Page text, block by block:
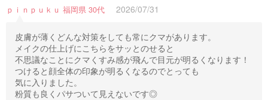
フ...
693
ｐｉｎｐｕｋｕ 福岡県 30代 2026/07/31
皮膚が薄くどんな対策をしても常にクマがあります。
メイクの仕上げにこちらをサッとのせると
不思議なことにクマくすみ感が飛んで目元が明るくなります！
つけると顔全体の印象が明るくなるのでとっても
気に入りました。
粉質も良くパサついて見えないです◎